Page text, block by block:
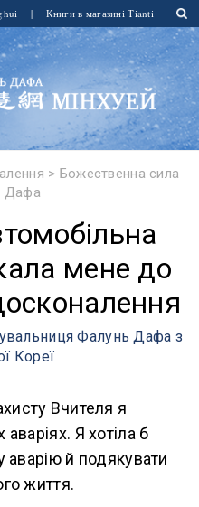
| Книги в магазині Tianti
> Божественна сила
Дафа
мене до
Фалунь Дафа з
Кореї
Вчителя я
Я хотіла б
аварію й подякувати
життя.